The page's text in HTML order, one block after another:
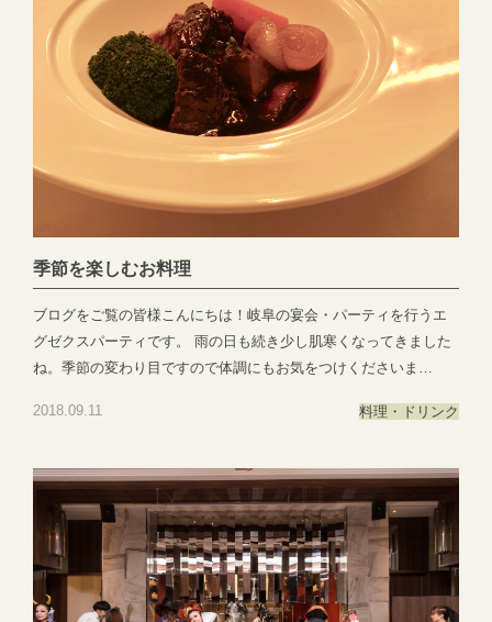
ツ：岐阜県岐阜市玉森町1-1エグゼクスガーデン：岐阜県岐阜市日
置江343-1エグゼクススクエア：岐阜県岐阜市鷺山新町2-1 ▼お問
い合わせhttps://exexparty.jp/contact/▼各会場へのアクセス
https://exexparty.jp/access/
●―○―●―○―●―○―●―○―●―○―●―○―●―○―●
季節を楽しむお料理
ブログをご覧の皆様こんにちは！岐阜の宴会・パーティを行うエ
グゼクスパーティです。 雨の日も続き少し肌寒くなってきました
ね。季節の変わり目ですので体調にもお気をつけくださいま
みは柔らかく心まで温まる一品です！EXEXグループでは季節に合
せ。 ーーーーーーーーーーーーーーーーーーーー忘年会のご予約
承っておりますぜひお問い合わせくださいませEXEX SUITES
058-214-2066EXEX GARDEN 058-279-3750EXEX SQUARE
058-232-6622ーーーーーーーーーーーーーーーーーーー
ー ●―○―●―○―●―○―●―○―●―○―●―○―●―○―●EXEX
PARTYではEXEX GARDEN・EXEX SUITES・EXEX SQUAREの
2018.09.11 料理・ドリンク